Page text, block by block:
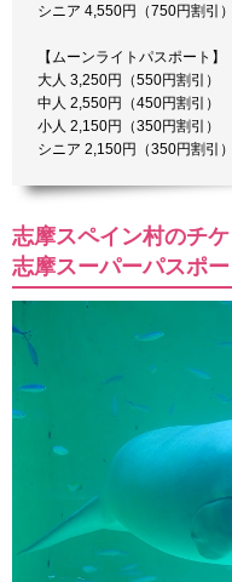
シニア 4,550円（750円割引）
【ムーンライトパスポート】
大人 3,250円（550円割引）
中人 2,550円（450円割引）
小人 2,150円（350円割引）
シニア 2,150円（350円割引）
志摩スペイン村のチ
志摩スーパーパスポー